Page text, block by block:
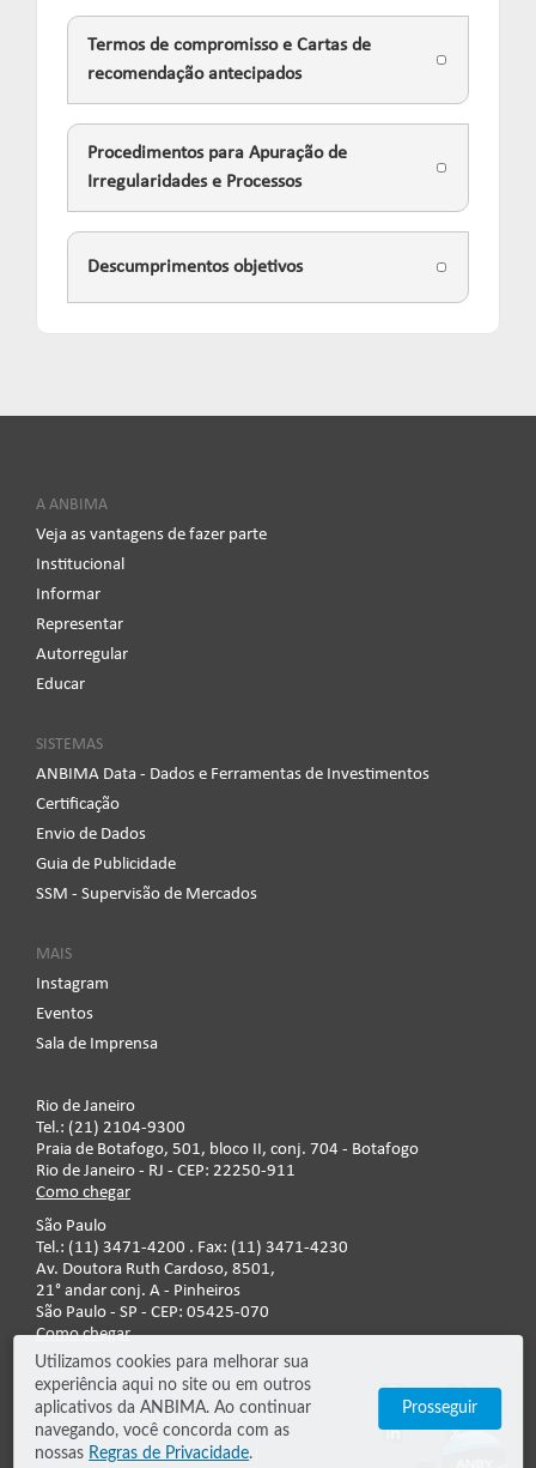
Utilizamos cookies para melhorar sua
experiência aqui no site ou em outros
aplicativos da ANBIMA. Ao continuar
navegando, você concorda com as
nossas Regras de Privacidade.
Prosseguir
Termos de compromisso e Cartas de
recomendação antecipados
Procedimentos para Apuração de
Irregularidades e Processos
Descumprimentos objetivos
A ANBIMA
Veja as vantagens de fazer parte
Institucional
Informar
Representar
Autorregular
Educar
SISTEMAS
ANBIMA Data - Dados e Ferramentas de Investimentos
Certificação
Envio de Dados
Guia de Publicidade
SSM - Supervisão de Mercados
MAIS
Instagram
Eventos
Sala de Imprensa
Rio de Janeiro
Tel.: (21) 2104-9300
Praia de Botafogo, 501, bloco II, conj. 704 - Botafogo
Rio de Janeiro - RJ - CEP: 22250-911
Como chegar
São Paulo
Tel.: (11) 3471-4200 . Fax: (11) 3471-4230
Av. Doutora Ruth Cardoso, 8501,
21° andar conj. A - Pinheiros
São Paulo - SP - CEP: 05425-070
Como chegar
Fale conosco
Regras de privacidade
Termos de uso